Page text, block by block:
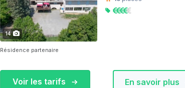
14
Résidence partenaire
Voir les tarifs En savoir plus